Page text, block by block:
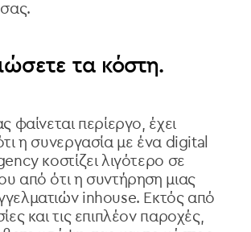
σας.
τα κόστη.
φαίνεται περίεργο, έχει
η συνεργασία με ένα digital
κοστίζει λιγότερο σε
από ότι η συντήρηση μιας
inhouse. Εκτός από
και τις επιπλέον παροχές,